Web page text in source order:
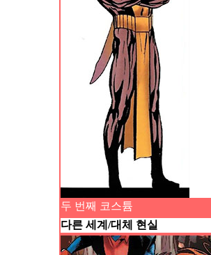
두 번째 코스튬
다른 세계/대체 현실